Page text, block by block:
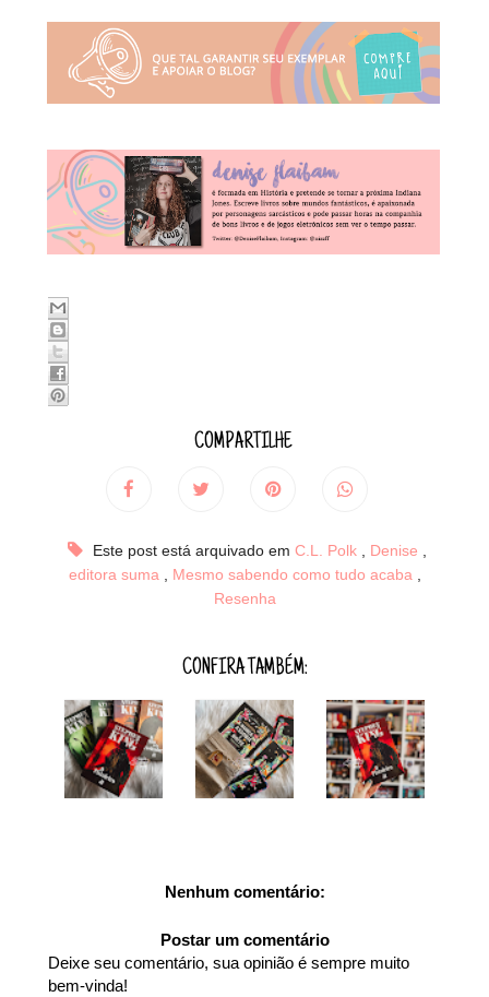
COMPARTILHE
Este post está arquivado em C.L. Polk Denise
editora suma
Mesmo sabendo como tudo acaba
Resenha
CONFIRA TAMBÉM:
Nenhum comentário:
Postar um comentário
Deixe seu comentário, sua opinião é sempre muito
bem-vinda!